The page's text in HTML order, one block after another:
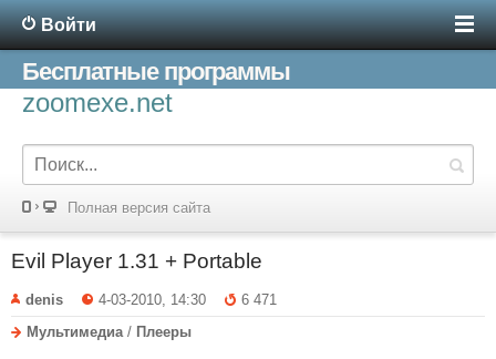
Войти
Бесплатные программы
zoomexe.net
Полная версия сайта
Evil Player 1.31 + Portable
denis 4-03-2010, 14:30
6 471
Мультимедиа / Плееры